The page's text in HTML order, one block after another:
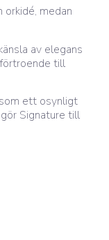
medan
av elegans
till
ett osynligt
Signature till